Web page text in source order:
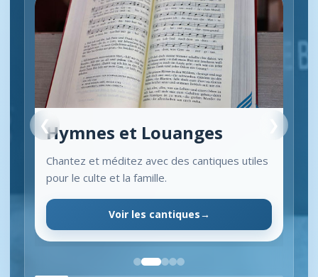
❮Hymnes et Louanges
Chantez et méditez avec des cantiques utiles
pour le culte et la famille.
Voir les cantiques
❯